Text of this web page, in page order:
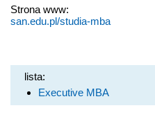
Strona www:
san.edu.pl/studia-mba
lista:
Executive MBA